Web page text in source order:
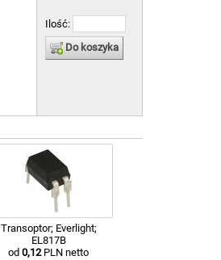
Ilość:
Do koszyka
Transoptor; Everlight;
EL817B
od 0,12PLN netto